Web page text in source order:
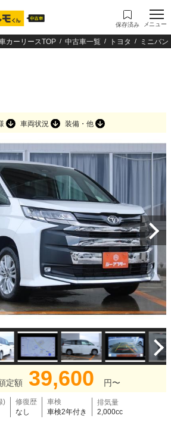
保存済み メニュー
カーリースTOP 中古車一覧 トヨタ ミニバ
車両状況 装備・他
定額 39,600 円〜
)
修復歴
なし
車検
車検2年付き
排気量
2,000cc